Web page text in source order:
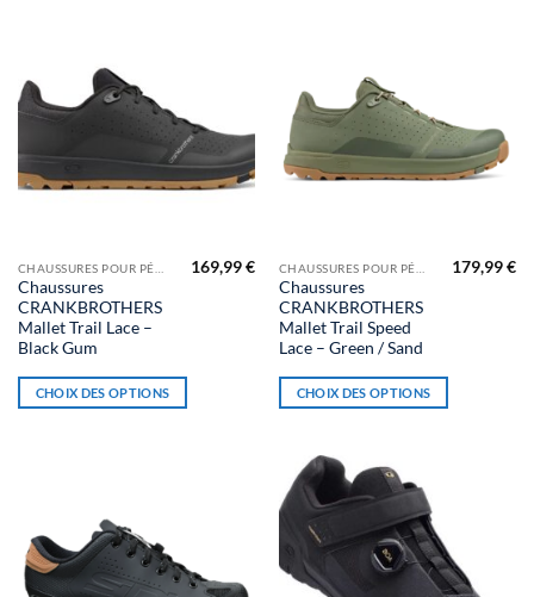
sur
la
du
produit
page
du
produit
Chaussures
CRANKBROTHERS
Mallet Trail Lace –
Black Gum
169,99€
CHOIX DES OPTIONS
Ce
produit
a
plusieurs
Les
la
page
Chaussures
CRANKBROTHERS
Mallet Trail Speed
Lace – Green / Sand
179,99€
CHOIX DES OPTIONS
Ce
produit
a
plusieurs
Les
être
choisies
la
page